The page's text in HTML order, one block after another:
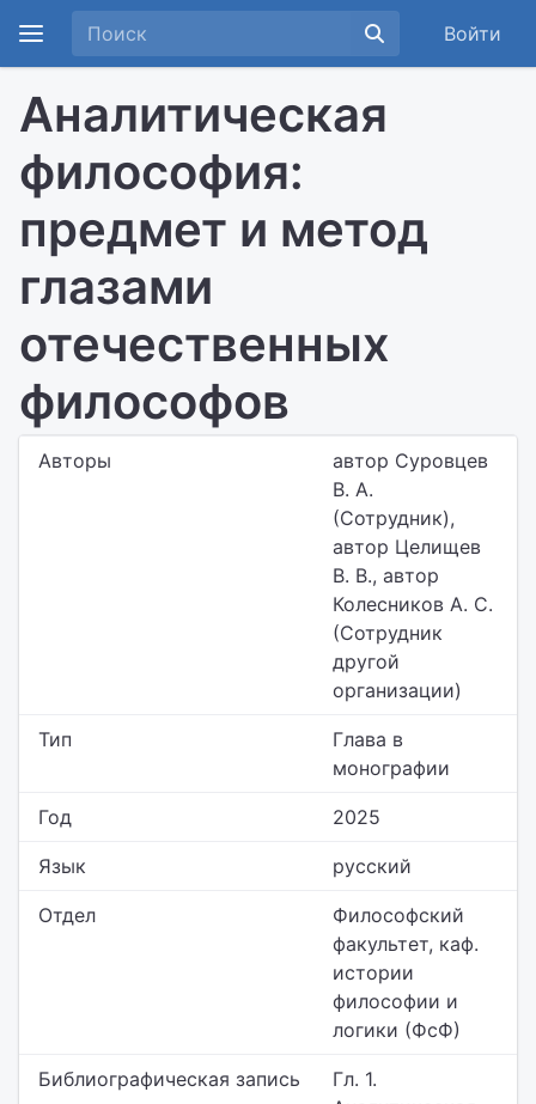
Войти
Аналитическая
философия:
предмет и метод
глазами
отечественных
философов
Авторы
автор Суровцев
В. А.
(Сотрудник),
автор Целищев
В. В., автор
Колесников А. С.
(Сотрудник
другой
организации)
Тип
Глава в
монографии
Год 2025
Язык русский
Отдел
Философский
факультет, каф.
истории
философии и
логики (ФсФ)
Библиографическая запись
Гл. 1.